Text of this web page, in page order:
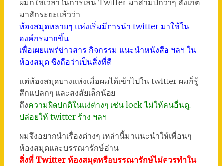
ผมก็ใช้เวลาในการเล่น Twitter มาสามปีกว่าๆ สังเกต
มาสักระยะแล้วว่า
ห้องสมุดหลายๆ แห่งเริ่มมีการนำ twitter มาใช้ใน
องค์กรมากขึ้น
เพื่อเผยแพร่ข่าวสาร กิจกรรม แนะนำหนังสือ ฯลฯ ใน
ห้องสมุด ซึ่งถือว่าเป็นสิ่งที่ดี
แต่ห้องสมุดบางแห่งเมื่อผมได้เข้าไปใน twitter ผมก็รู้
สึกแปลกๆ และสงสัยเล็กน้อย
ถึงความผิดปกติในแง่ต่างๆ เช่น lock ไม่ให้คนอื่นดู,
ปล่อยให้ twitter ร้าง ฯลฯ
ผมจึงอยากนำเรื่องต่างๆ เหล่านี้มาแนะนำให้เพื่อนๆ
ห้องสมุดและบรรณารักษ์อ่าน
สิ่งที่ Twitter ห้องสมุดหรือบรรณารักษ์ไม่ควรทำใน